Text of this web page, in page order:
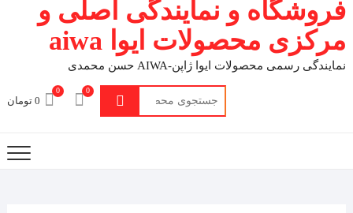
فروشگاه و نمایندگی اصلی و
مرکزی محصولات ایوا aiwa
نمایندگی رسمی محصولات ایوا ژاپن-AIWA حسن محمدی
جستجو
برای:
0
0 تومان
0